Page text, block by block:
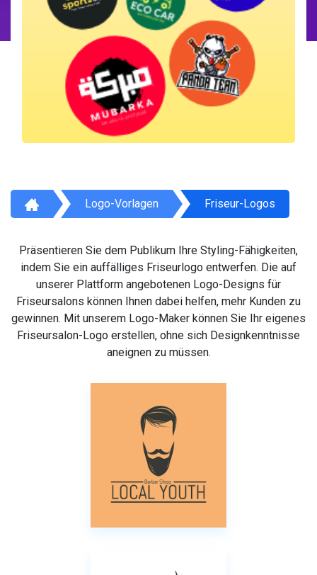
Logo-Vorlagen Friseur-Logos
Präsentieren Sie dem Publikum Ihre Styling-Fähigkeiten,
indem Sie ein auffälliges Friseurlogo entwerfen. Die auf
unserer Plattform angebotenen Logo-Designs für
Friseursalons können Ihnen dabei helfen, mehr Kunden zu
gewinnen. Mit unserem Logo-Maker können Sie Ihr eigenes
Friseursalon-Logo erstellen, ohne sich Designkenntnisse
aneignen zu müssen.